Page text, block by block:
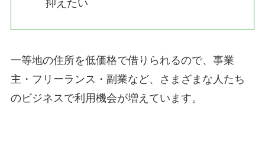
抑えたい
一等地の住所を低価格で借りられるので、事業
主・フリーランス・副業など、さまざまな人たち
のビジネスで利用機会が増えています。